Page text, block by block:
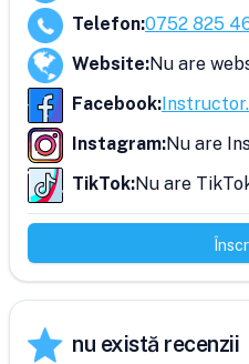
Telefon:0752 825
Website:Nu are
Facebook:
Instagram:Nu are
TikTok:Nu are
nu există recenzii